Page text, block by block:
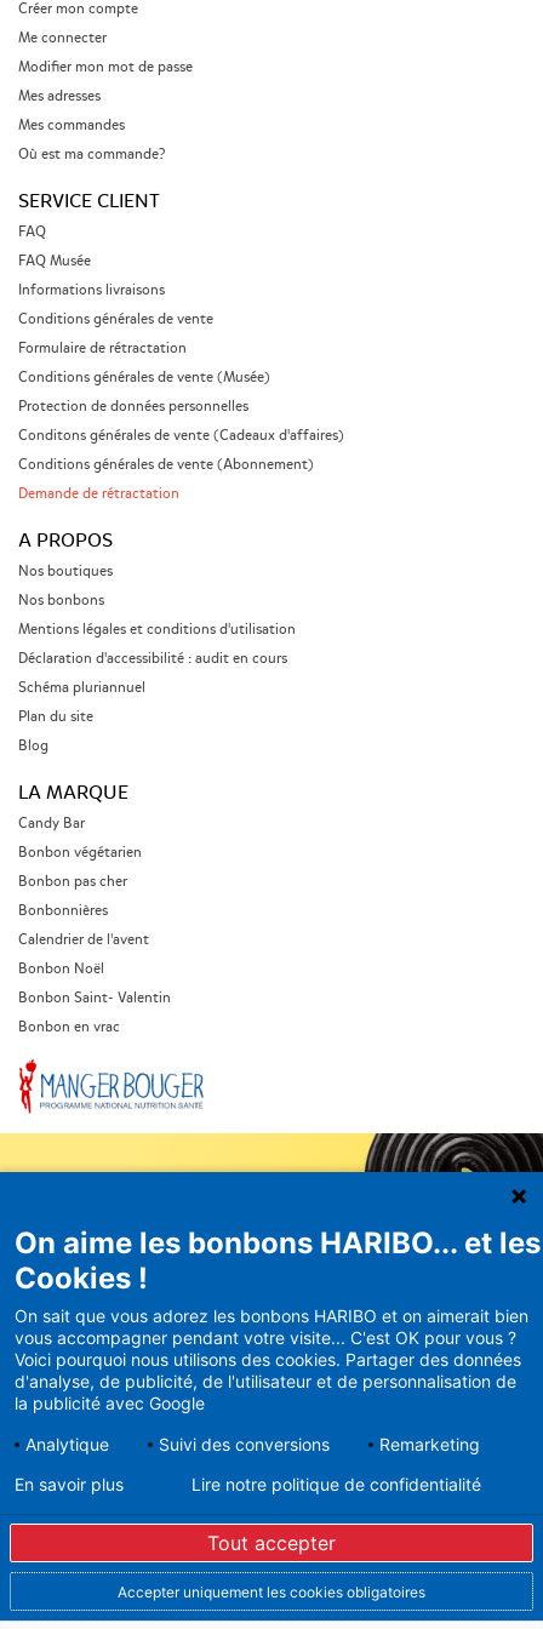
Créer mon compte
Me connecter
Modifier mon mot de passe
Mes adresses
Mes commandes
Où est ma commande?
SERVICE CLIENT
FAQ
FAQ Musée
Informations livraisons
Conditions générales de vente
Formulaire de rétractation
Conditions générales de vente (Musée)
Protection de données personnelles
Conditons générales de vente (Cadeaux d'affaires)
Conditions générales de vente (Abonnement)
Demande de rétractation
A PROPOS
Nos boutiques
Nos bonbons
Mentions légales et conditions d'utilisation
Déclaration d'accessibilité : audit en cours
Schéma pluriannuel
Plan du site
Blog
LA MARQUE
Candy Bar
Bonbon végétarien
Bonbon pas cher
Bonbonnières
Calendrier de l'avent
Bonbon Noël
Bonbon Saint- Valentin
Bonbon en vrac
Newsletter
HARIBO
Recevez en avant-première nos
bons plans et actualités
En vous inscrivant à la newsletter, vous acceptez de
recevoir des mails d’Haribo sur son actualité. Pour plus
d’informations sur la gestion de vos données
personnelles et pour exercer vos droits, merci de
consulter notrePolitique de Protection des Données
Vous pouvez à tout moment vous désinscrire dans la
On aime les bonbons HARIBO... et les
Cookies !
On sait que vous adorez les bonbons HARIBO et on aimerait bien
vous accompagner pendant votre visite... C'est OK pour vous ?
Voici pourquoi nous utilisons des cookies. Partager des données
d'analyse, de publicité, de l'utilisateur et de personnalisation de
la publicité avec Google
Analytique
Suivi des conversions Remarketing
Tout accepter
Accepter uniquement les cookies obligatoires
En savoir plus Lire notre politique de confidentialité